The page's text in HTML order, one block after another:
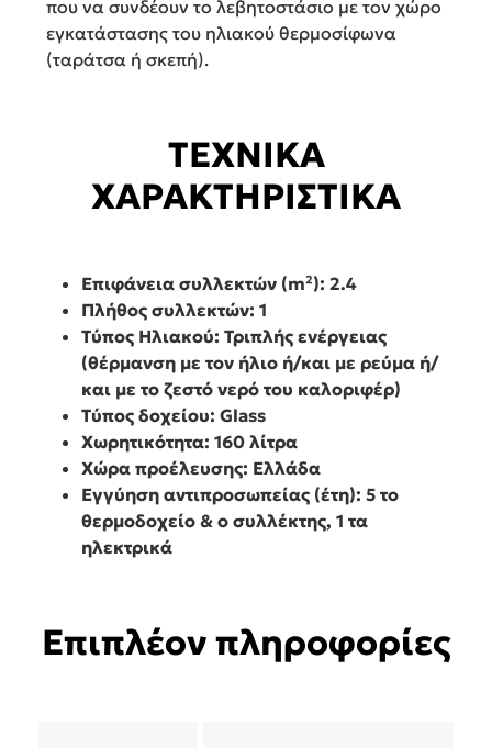
που να συνδέουν το λεβητοστάσιο με τον χώρο
εγκατάστασης του ηλιακού θερμοσίφωνα
(ταράτσα ή σκεπή).
ΤΕΧΝΙΚΑ
ΧΑΡΑΚΤΗΡΙΣΤΙΚΑ
Επιφάνεια συλλεκτών (m²): 2.4
Πλήθος συλλεκτών: 1
Τύπος Ηλιακού: Τριπλής ενέργειας
(θέρμανση με τον ήλιο ή/και με ρεύμα ή/
και με το ζεστό νερό του καλοριφέρ)
Τύπος δοχείου: Glass
Χωρητικότητα: 160 λίτρα
Χώρα προέλευσης: Ελλάδα
Εγγύηση αντιπροσωπείας (έτη): 5 το
θερμοδοχείο & ο συλλέκτης, 1 τα
ηλεκτρικά
Επιπλέον πληροφορίες